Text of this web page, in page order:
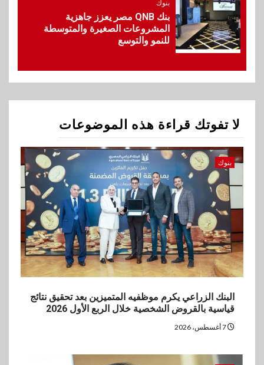
المتميزين بعد تحقيق نتائج قياسية
بالقروض الشخصية خلال الربع
الأول 2026
بنوك
إنتيسا سان باولو تحقق 5.6 مليار
اخبار
غرفة القاهرة تنظم ندوة إلكترونية
لدعم الصادرات وتحقيق
مستهدفات رؤية مصر 2030
بنوك
بنك مصر يشارك في فعالية اليوم
العالمي للشباب ويقدم العديد من
العروض المجانية
5
بنوك
بنوك
بنك QNB مصر يعزز جاهزية
المشروعات الصغيرة والمتوسطة
للنمو والتوسع
لا تفوتك قراءة هذه الموضوعات
بنوك
البنك الزراعي يكرم موظفيه المتميزين بعد تحقيق نتائج
قياسية بالقروض الشخصية خلال الربع الأول 2026